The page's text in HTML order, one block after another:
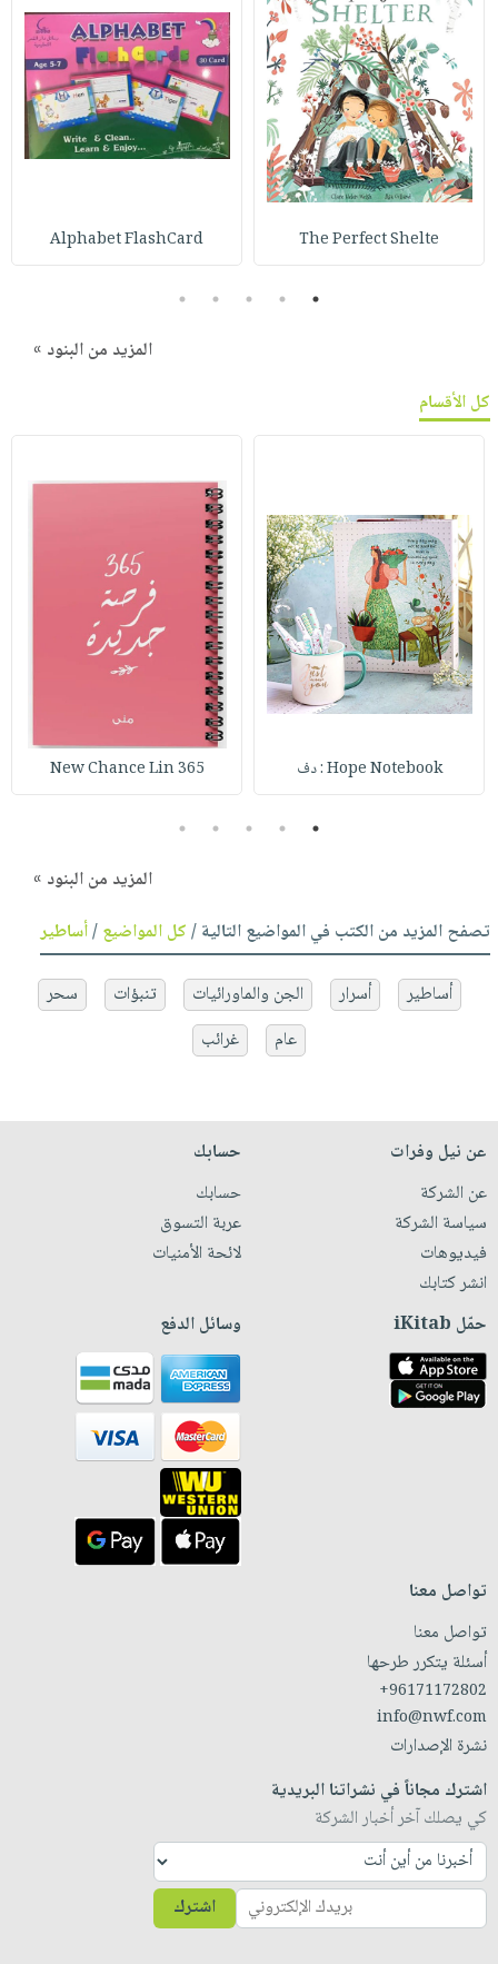
The Perfect Shelte
Alphabet FlashCard
1
2
3
4
5
المزيد من البنود »
كل الأقسام
Hope Notebook : دف 365 New Chance Lin
1
2
3
4
5
المزيد من البنود »
تصفح المزيد من الكتب في المواضيع التالية /كل المواضيع/أساطير
أساطير أسرار الجن والماورائيات تنبؤات
سحر
عام
غرائب
عن نيل وفرات
عن الشركة
سياسة الشركة
فيديوهات
انشر كتابك
حسابك
حسابك
عربة التسوق
لائحة الأمنيات
حمّل iKitab وسائل الدفع
تواصل معنا
تواصل معنا
أسئلة يتكرر طرحها
+96171172802
info@nwf.com
نشرة الإصدارات
اشترك مجاناً في نشراتنا البريدية
كي يصلك آخر أخبار الشركة
اشترك